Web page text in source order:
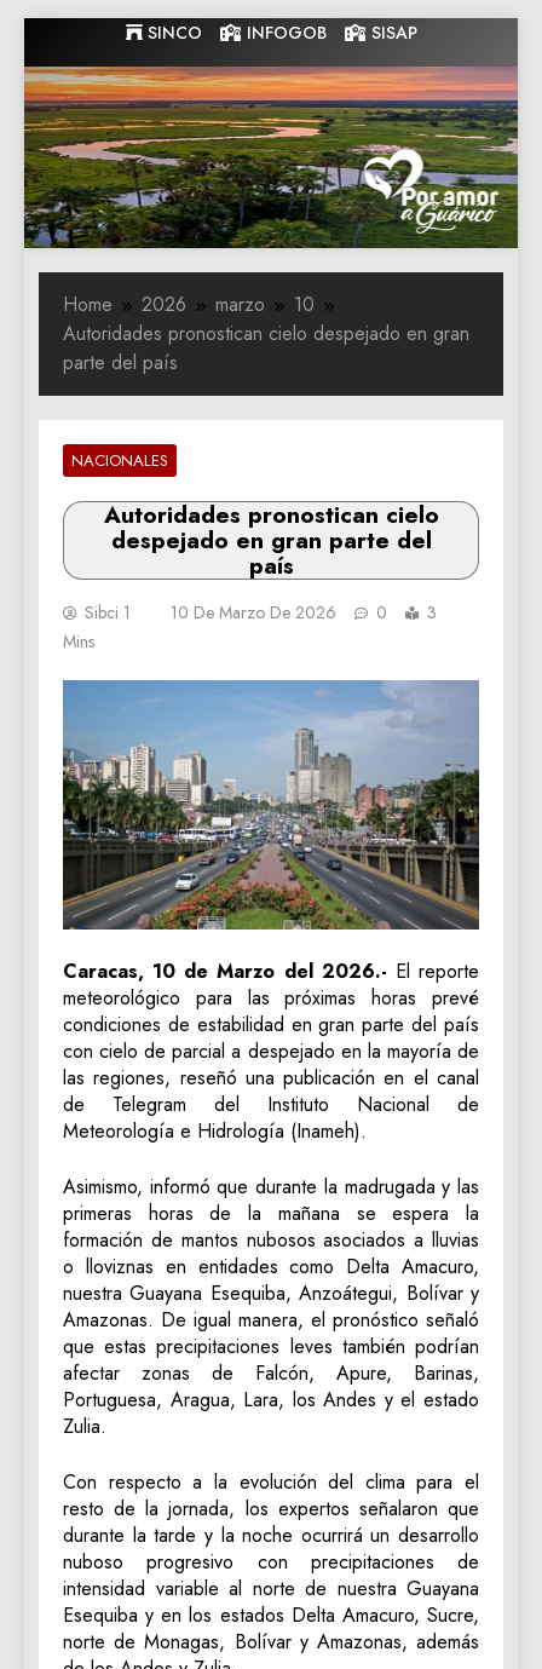
to
content
SINCO INFOGOB SISAP
Gobernacion
de Guarico
Gobernacion de Guarico
Home 2026 marzo
10
Autoridades pronostican cielo despejado en gran
parte del país
NACIONALES
Autoridades pronostican cielo
despejado en gran parte del
país
Sibci 1 10 De Marzo De 2026 0
3
Mins
Caracas, 10 de Marzo del 2026.- El reporte
meteorológico para las próximas horas prevé
condiciones de estabilidad en gran parte del país
con cielo de parcial a despejado en la mayoría de
las regiones, reseñó una publicación en el canal
de Telegram del Instituto Nacional de
Meteorología e Hidrología (Inameh).
Asimismo, informó que durante la madrugada y las
primeras horas de la mañana se espera la
formación de mantos nubosos asociados a lluvias
o lloviznas en entidades como Delta Amacuro,
nuestra Guayana Esequiba, Anzoátegui, Bolívar y
Amazonas. De igual manera, el pronóstico señaló
que estas precipitaciones leves también podrían
afectar zonas de Falcón, Apure, Barinas,
Portuguesa, Aragua, Lara, los Andes y el estado
Zulia.
Con respecto a la evolución del clima para el
resto de la jornada, los expertos señalaron que
durante la tarde y la noche ocurrirá un desarrollo
nuboso progresivo con precipitaciones de
intensidad variable al norte de nuestra Guayana
Esequiba y en los estados Delta Amacuro, Sucre,
norte de Monagas, Bolívar y Amazonas, además